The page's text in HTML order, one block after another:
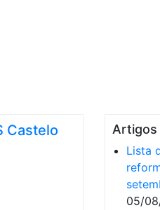
Castelo
Lista
05/